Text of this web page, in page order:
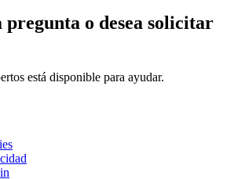
pregunta o desea solicitar
está disponible para ayudar.